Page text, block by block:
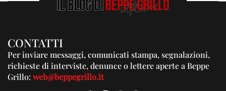
CONTATTI
Per inviare messaggi, comunicati stampa, segnalazioni,
richieste di interviste, denunce o lettere aperte a Beppe
Grillo:web@beppegrillo.it